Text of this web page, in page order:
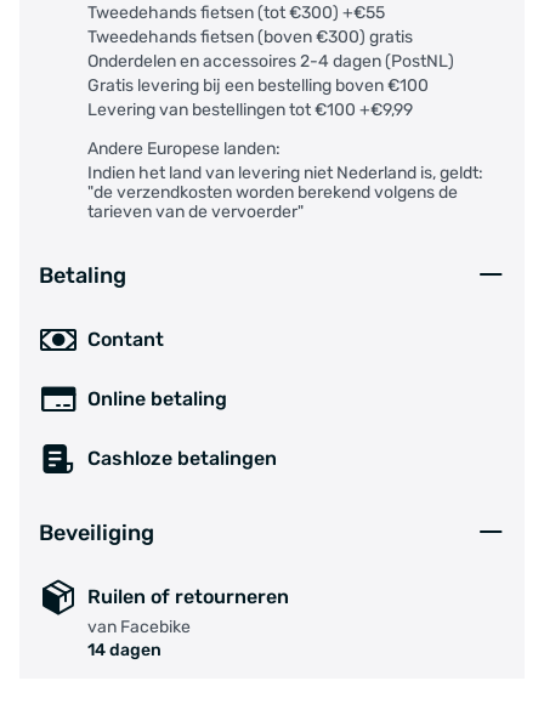
Tweedehands fietsen (tot €300) +€55
Tweedehands fietsen (boven €300) gratis
Onderdelen en accessoires 2-4 dagen (PostNL)
Gratis levering bij een bestelling boven €100
Levering van bestellingen tot €100 +€9,99
Andere Europese landen:
Indien het land van levering niet Nederland is, geldt:
"de verzendkosten worden berekend volgens de
tarieven van de vervoerder"
Betaling
Contant
Online betaling
Cashloze betalingen
Beveiliging
Ruilen of retourneren
van Facebike
14 dagen